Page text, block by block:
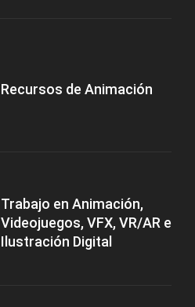
Recursos de Animación
Trabajo en Animación,
Videojuegos, VFX, VR/AR e
Ilustración Digital